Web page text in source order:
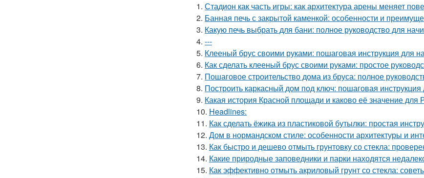
1. Стадион как часть игры: как архитектура арены меняет
2. Банная печь с закрытой каменкой: особенности и
3. Какую печь выбрать для бани: полное руководство для
4. ---
5. Клееный брус своими руками: пошаговая инструкция для
6. Как сделать клееный брус своими руками: простое
7. Пошаговое строительство дома из бруса: полное
8. Построить каркасный дом под ключ: пошаговая
9. Какая история Красной площади и каково её значение для
10. Headlines:
11. Как сделать ёжика из пластиковой бутылки: простая
12. Дом в нормандском стиле: особенности архитектуры и
13. Как быстро и дешево отмыть грунтовку со стекла:
14. Какие природные заповедники и парки находятся
15. Как эффективно отмыть акриловый грунт со стекла: